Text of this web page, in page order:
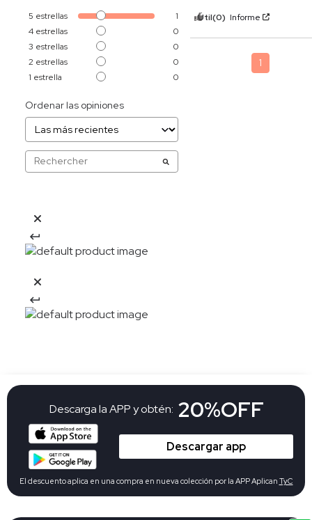
5 estrellas
1
4 estrellas
0
3 estrellas
0
2 estrellas
0
1 estrella 0
Ordenar las opiniones
Útil(0) Informe
1
Descarga la APP y obtén: 20%OFF
Descargar app
El descuento aplica en una compra en nueva colección por la APP Aplican TyC